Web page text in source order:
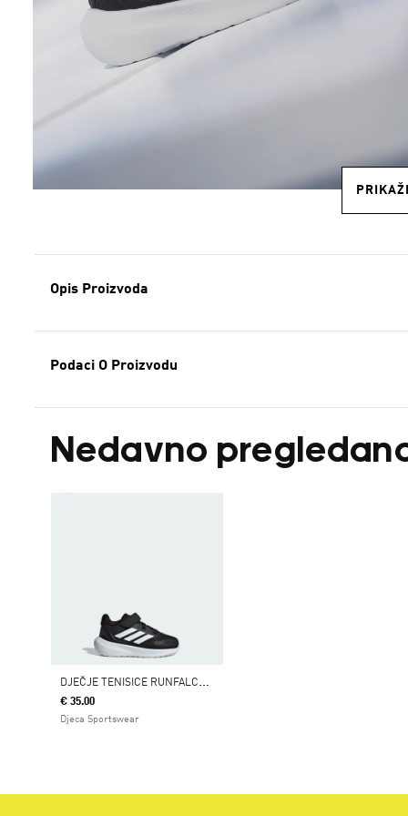
Opis Proizvoda
Podaci O Proizvodu
Nedavno
D
JEČJE TENISICE RUNFALCON 5
€ 35.00
Djeca Sportswear